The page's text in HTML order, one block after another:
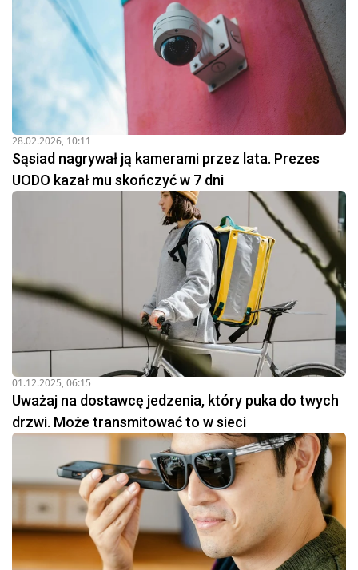
28.02.2026, 10:11
Sąsiad nagrywał ją kamerami przez lata. Prezes
UODO kazał mu skończyć w 7 dni
01.12.2025, 06:15
Uważaj na dostawcę jedzenia, który puka do twych
drzwi. Może transmitować to w sieci